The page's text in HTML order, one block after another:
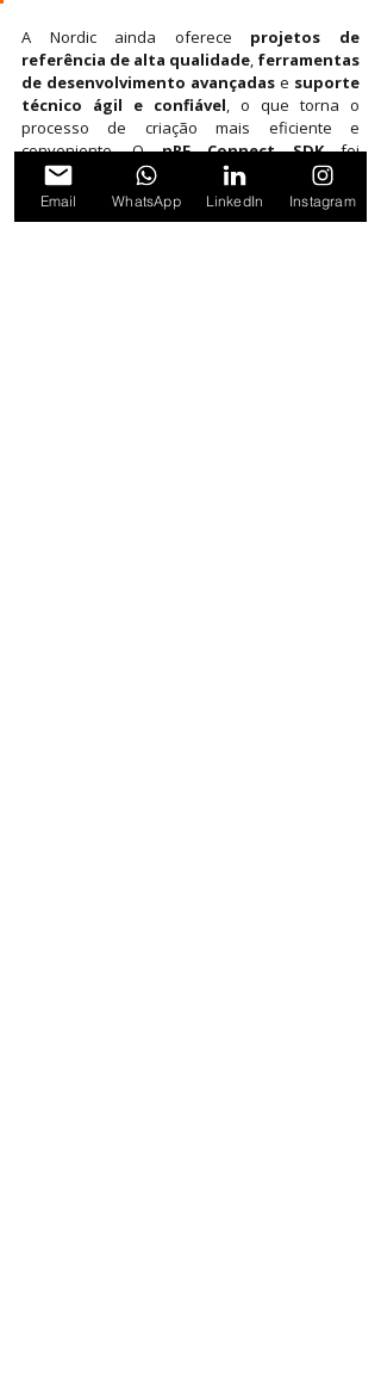
A Nordic ainda oferece projetos de
referência de alta qualidade, ferramentas
de desenvolvimento avançadas e suporte
técnico ágil e confiável, o que torna o
processo de criação mais eficiente e
conveniente. O nRF Connect SDK foi
fundamental durante todo o desenvolvimento
do IDR01.
Email WhatsApp LinkedIn Instagram